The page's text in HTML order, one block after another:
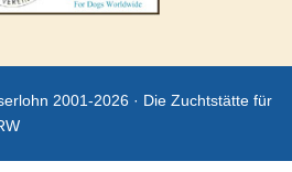
2001-2026 · Die Zuchtstätte für